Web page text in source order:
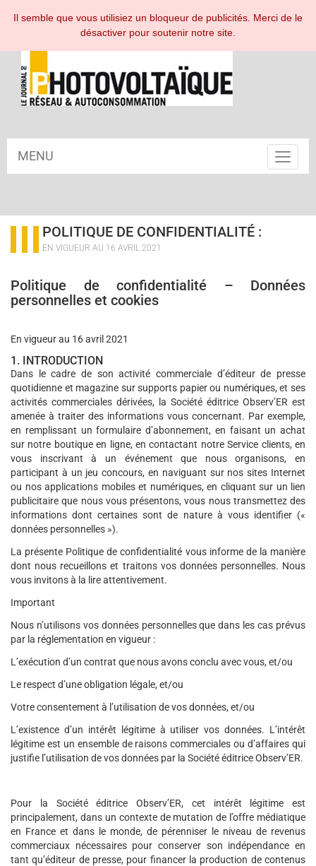
ESPACE ABONNÉ
MENU
Toggle
POLITIQUE DE CONFIDENTIALITÉ :
EN VIGUEUR AU 16 AVRIL 2021
Politique de confidentialité – Données
personnelles et cookies
En vigueur au 16 avril 2021
1. INTRODUCTION
Dans le cadre de son activité commerciale d’éditeur de presse
quotidienne et magazine sur supports papier ou numériques, et ses
activités commerciales dérivées, la Société éditrice Observ’ER est
amenée à traiter des informations vous concernant. Par exemple,
en remplissant un formulaire d’abonnement, en faisant un achat
sur notre boutique en ligne, en contactant notre Service clients, en
vous inscrivant à un événement que nous organisons, en
participant à un jeu concours, en naviguant sur nos sites Internet
ou nos applications mobiles et numériques, en cliquant sur un lien
publicitaire que nous vous présentons, vous nous transmettez des
informations dont certaines sont de nature à vous identifier («
données personnelles »).
La présente Politique de confidentialité vous informe de la manière
dont nous recueillons et traitons vos données personnelles. Nous
vous invitons à la lire attentivement.
Important
Nous n’utilisons vos données personnelles que dans les cas prévus
par la réglementation en vigueur :
L’exécution d’un contrat que nous avons conclu avec vous, et/ou
Le respect d’une obligation légale, et/ou
Votre consentement à l’utilisation de vos données, et/ou
L’existence d’un intérêt légitime à utiliser vos données. L’intérêt
légitime est un ensemble de raisons commerciales ou d’affaires qui
justifie l’utilisation de vos données par la Société éditrice Observ’ER.
Pour la Société éditrice Observ’ER, cet intérêt légitime est
principalement, dans un contexte de mutation de l’offre médiatique
en France et dans le monde, de pérenniser le niveau de revenus
commerciaux nécessaires pour conserver son indépendance en
tant qu’éditeur de presse, pour financer la production de contenus
Il semble que vous utilisiez un bloqueur de publicités. Merci de le
désactiver pour soutenir notre site.